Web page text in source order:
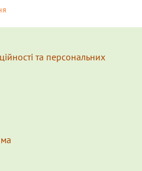
та персональних